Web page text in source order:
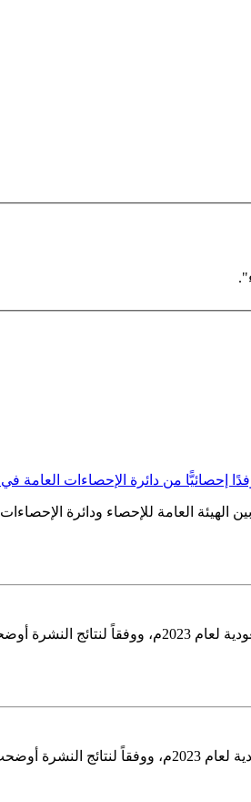
إحصائيًّا من دائرة الإحصاءات العامة في
العامة للإحصاء ودائرة
أعلنت الهيئة العامة للإحصاء اليوم نتائج نشرة إحصاءات
المستخدمة...